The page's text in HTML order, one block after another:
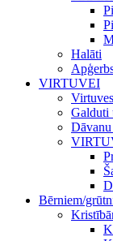
Halāti
VIRTUVEI
Galduti
Bērniem/